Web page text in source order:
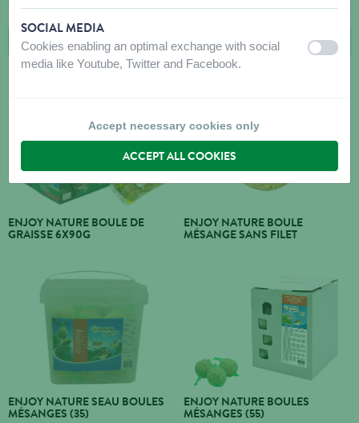
ENJOY NATURE BOULE DE
GRAISSE 6X90G
ENJOY NATURE BOULE
MÉSANGE SANS FILET
ENJOY NATURE SEAU BOULES
MÉSANGES (35)
ENJOY NATURE BOULES
MÉSANGES (55)
SOCIAL MEDIA
Cookies enabling an optimal exchange with social
media like Youtube, Twitter and Facebook.
off on
Accept necessary cookies only
ACCEPT ALL COOKIES